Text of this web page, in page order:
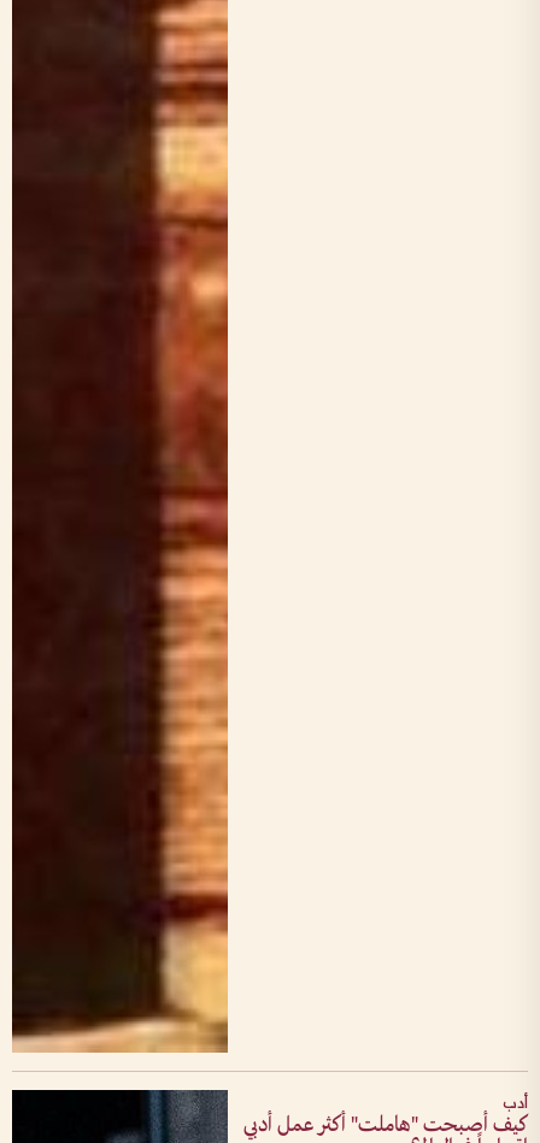
أدب
كيف أصبحت "هاملت" أكثر عمل أدبي